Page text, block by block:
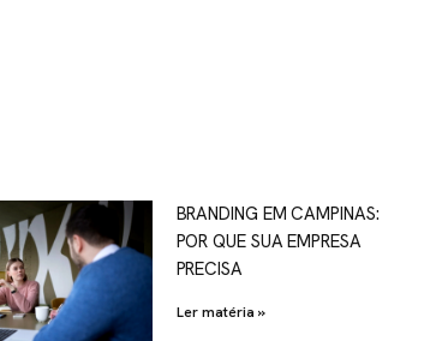
BRANDING EM CAMPINAS:
POR QUE SUA EMPRESA
PRECISA
Ler matéria »